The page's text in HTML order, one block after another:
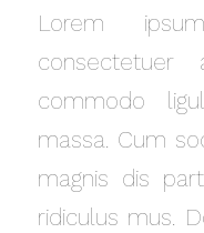
Lorem
consectetuer
commodo
massa. Cum
magnis dis
ridiculus mus.